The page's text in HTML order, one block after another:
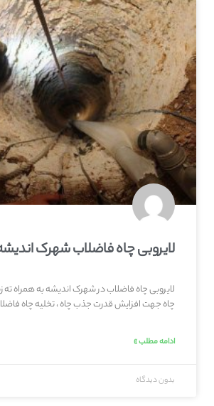
لایروبی چاه فاضلاب شهرک
لایروبی چاه فاضلاب در شهرک اندیشه به همراه
چاه جهت افزایش قدرت جذب چاه ، تخلیه چاه
ادامه مطلب »
بدون دیدگاه